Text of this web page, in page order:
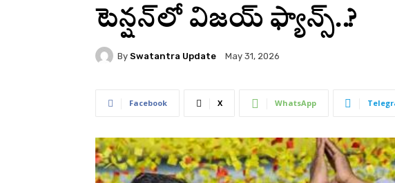
టెన్షన్‌లో విజయ్ ఫ్యాన్స్..?
By Swatantra Update May 31, 2026
Facebook X WhatsApp